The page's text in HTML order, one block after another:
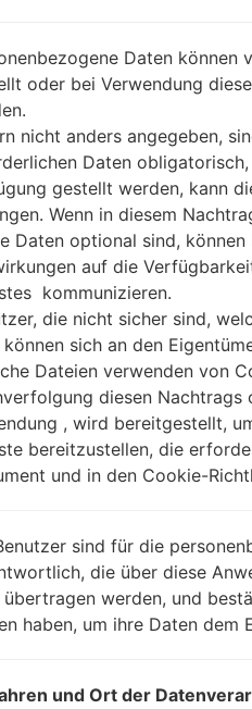
Daten können
oder bei Verwendung
nicht anders angegeben,
Daten
gestellt werden, kann
Wenn in diesem
Daten optional sind,
auf die
kommunizieren.
die nicht sicher sind,
können sich an den
Dateien verwenden von
diesen
, wird bereitgestellt,
bereitzustellen, die
und in den Cookie-
sind für die
die über diese
werden, und
haben, um ihre Daten dem
und Ort der